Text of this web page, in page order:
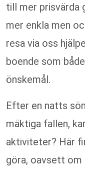
till mer prisvärda
mer enkla men
resa via oss
boende som
önskemål.
Efter en natts
mäktiga fallen,
aktiviteter? Här
göra, oavsett om